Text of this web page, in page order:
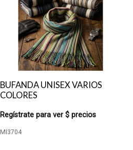
BUFANDA UNISEX VARIOS
COLORES
Regístrate para ver $ precios
MI3704